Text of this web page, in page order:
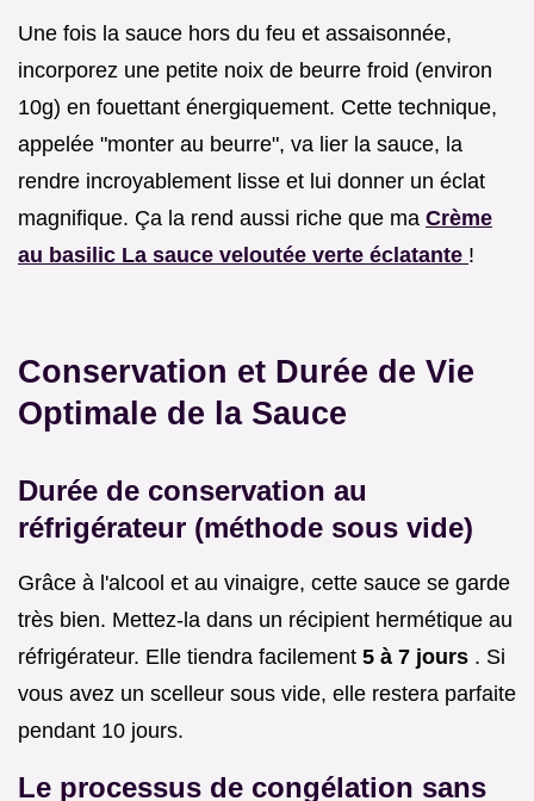
Une fois la sauce hors du feu et assaisonnée,
incorporez une petite noix de beurre froid (environ
10g) en fouettant énergiquement. Cette technique,
appelée "monter au beurre", va lier la sauce, la
rendre incroyablement lisse et lui donner un éclat
magnifique. Ça la rend aussi riche que ma Crème
au basilic La sauce veloutée verte éclatante !
Conservation et Durée de Vie
Optimale de la Sauce
Durée de conservation au
réfrigérateur (méthode sous vide)
Grâce à l'alcool et au vinaigre, cette sauce se garde
très bien. Mettez-la dans un récipient hermétique au
réfrigérateur. Elle tiendra facilement 5 à 7 jours . Si
vous avez un scelleur sous vide, elle restera parfaite
pendant 10 jours.
Le processus de congélation sans